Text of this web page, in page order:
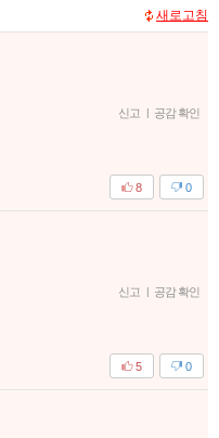
새로고침
신고 | 공감 확인
0
8
신고 | 공감 확인
0
5